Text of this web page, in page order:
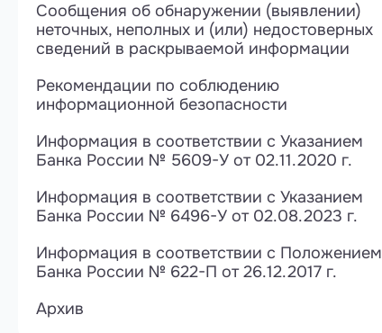
Сообщения об обнаружении (выявлении)
неточных, неполных и (или) недостоверных
сведений в раскрываемой информации
Рекомендации по соблюдению
информационной безопасности
Информация в соответствии с Указанием
Банка России № 5609-У от 02.11.2020 г.
Информация в соответствии с Указанием
Банка России № 6496-У от 02.08.2023 г.
Информация в соответствии с Положением
Банка России № 622-П от 26.12.2017 г.
Архив